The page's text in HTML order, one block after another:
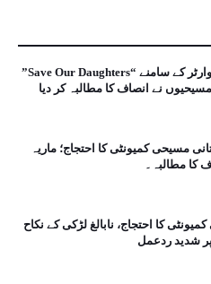
اقوام متحدہ ہیڈکوارٹر کے سامنے “Save Our Daughters”
مسیحیوں نے انصاف کا مطالبہ کر دیا
مسیحی کمیونٹی کا احتجاج؛ ماریہ
کا مطالبہ۔
کا احتجاج، نابالغ لڑکی کے نکاح
شدید ردعمل